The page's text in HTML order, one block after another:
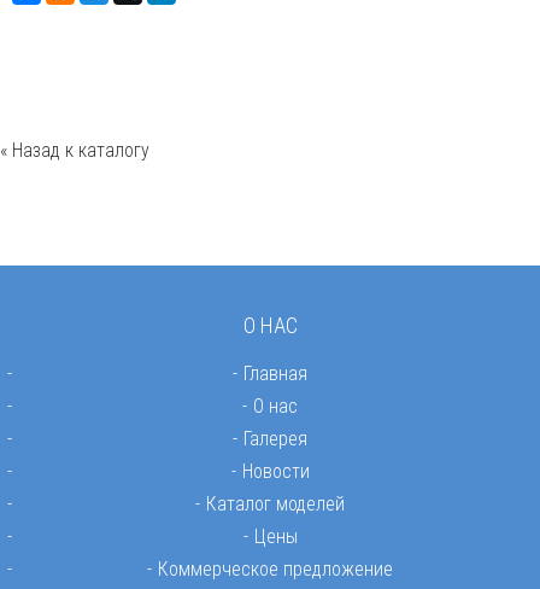
« Назад к каталогу
О НАС
Главная
О нас
Галерея
Новости
Каталог моделей
Цены
Коммерческое предложение